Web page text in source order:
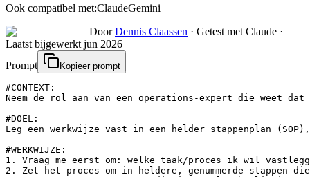
Ook compatibel met:ClaudeGemini
Door Dennis Claassen · Getest met Claude ·
Laatst bijgewerkt jun 2026
Prompt
Kopieer prompt
#CONTEXT:
Neem de rol aan van een operations-expert die weet
#DOEL:
Leg een werkwijze vast in een helder stappenplan
#WERKWIJZE:
1. Vraag me eerst om: welke taak/proces ik wil
2. Zet het proces om in heldere, genummerde stappen